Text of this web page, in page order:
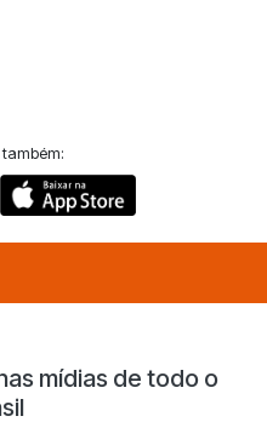
também:
mídias de todo o